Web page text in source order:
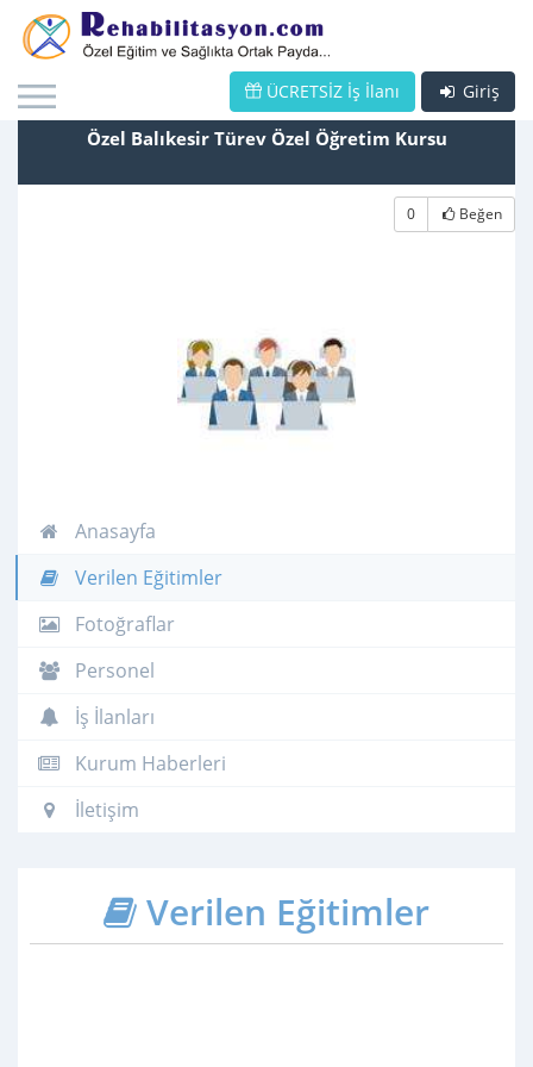
Giriş
ÜCRETSİZ İş İlanı
Özel Balıkesir Türev Özel Öğretim Kursu
0 Beğen
Anasayfa
Verilen Eğitimler
Fotoğraflar
Personel
İş İlanları
Kurum Haberleri
İletişim
Verilen Eğitimler